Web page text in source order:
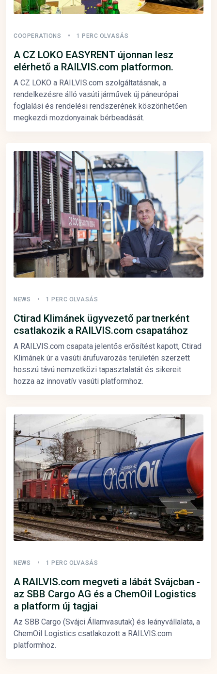
COOPERATIONS 1 PERC OLVASÁS
A CZ LOKO EASYRENT újonnan lesz
elérhető a RAILVIS.com platformon.
A CZ LOKO a RAILVIS.com szolgáltatásnak, a
rendelkezésre álló vasúti járművek új páneurópai
foglalási és rendelési rendszerének köszönhetően
megkezdi mozdonyainak bérbeadását.
NEWS 1 PERC OLVASÁS
Ctirad Klimánek ügyvezető partnerként
csatlakozik a RAILVIS.com csapatához
A RAILVIS.com csapata jelentős erősítést kapott, Ctirad
Klimánek úr a vasúti árufuvarozás területén szerzett
hosszú távú nemzetközi tapasztalatát és sikereit
hozza az innovatív vasúti platformhoz.
NEWS 1 PERC OLVASÁS
A RAILVIS.com megveti a lábát Svájcban -
az SBB Cargo AG és a ChemOil Logistics
a platform új tagjai
Az SBB Cargo (Svájci Államvasutak) és leányvállalata, a
ChemOil Logistics csatlakozott a RAILVIS.com
platformhoz.